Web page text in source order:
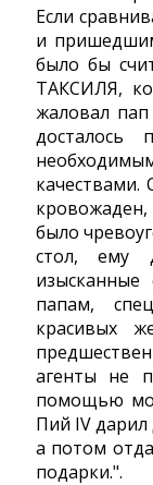
Если
и
было бы
ТАКСИЛЯ,
жаловал
качествами.
кровожаден,
было
стол, ему
папам,
красивых
агенты не
помощью
Пий IV
а потом
подарки.".